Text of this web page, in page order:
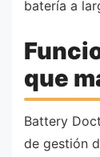
batería a
que
Battery
de gestión